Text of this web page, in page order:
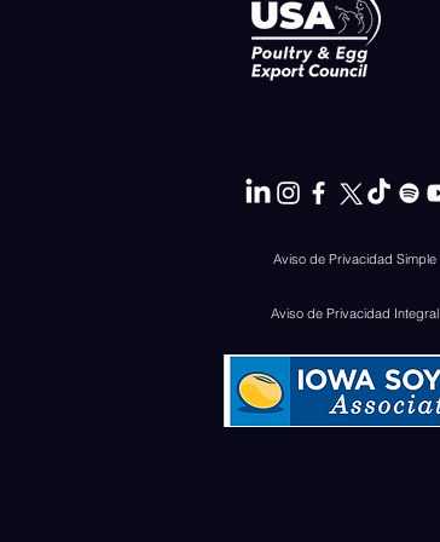
Aviso de Privacidad Simple
Aviso de Privacidad Integral